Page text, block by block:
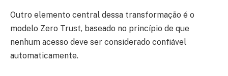
Outro elemento central dessa transformação é o
modelo Zero Trust, baseado no princípio de que
nenhum acesso deve ser considerado confiável
automaticamente.